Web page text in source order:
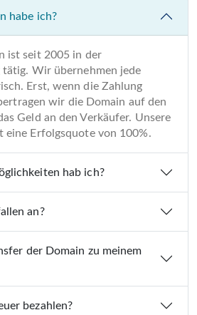
habe ich?
ist seit 2005 in der
Wir übernehmen jede
Erst, wenn die Zahlung
wir die Domain auf den
Geld an den Verkäufer. Unsere
eine Erfolgsquote von 100%.
hab ich?
an?
der Domain zu meinem
bezahlen?